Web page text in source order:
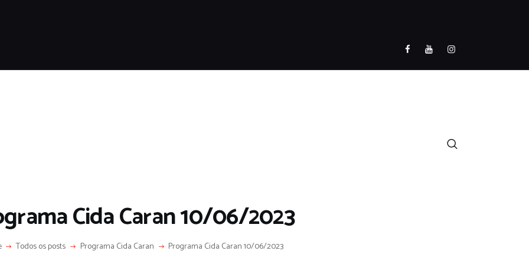
Cida Caran 10/06/2023
Todos os posts Programa Cida Caran Programa Cida Caran 10/06/2023